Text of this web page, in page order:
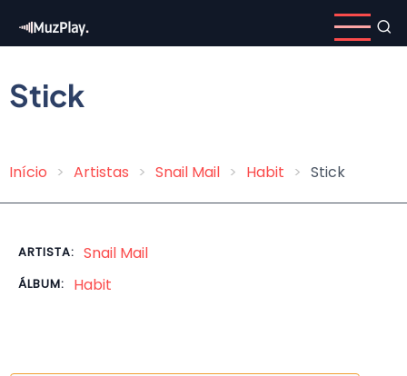
para
conteúdo
principal
Stick
Trilha
navegação
Início Artistas Snail Mail Habit Stick
ARTISTA: Snail Mail
ÁLBUM: Habit